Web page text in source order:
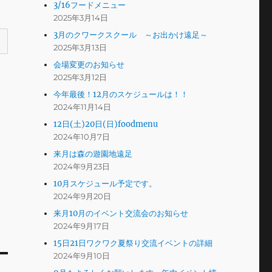
3/16フードメニュー
2025年3月14日
3月のクワークスクール ～お出かけ遠足～
2025年3月13日
会場変更のお知らせ
2025年3月12日
今年最後！12月のスケジュールは！！
2024年11月14日
12日(土)20日(日)foodmenu
2024年10月7日
来月は森の遊園地遠足
2024年9月23日
10月スケジュール予定です。
2024年9月20日
来月10月のイベント交流会のお知らせ
2024年9月17日
15日21日ワクワク夏祭り交流イベントの詳細
2024年9月10日